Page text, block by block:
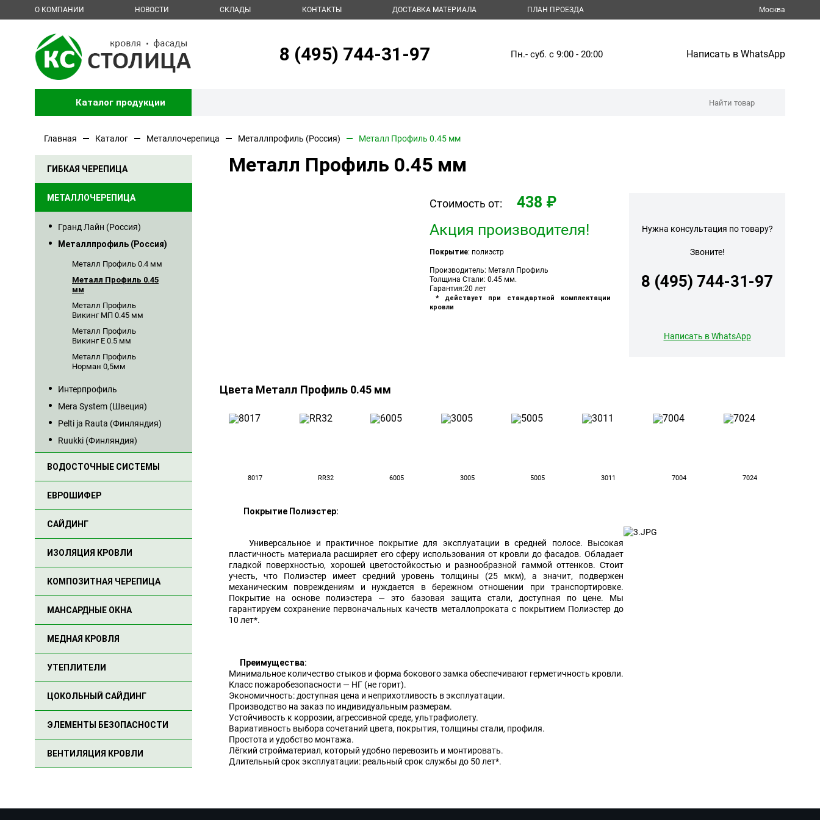
О КОМПАНИИ НОВОСТИ СКЛАДЫ КОНТАКТЫ ДОСТАВКА МАТЕРИАЛА ПЛАН ПРОЕЗДА Москва
8 (495) 744-31-97 Пн.- суб. с 9:00 - 20:00 Написать в WhatsApp
Каталог продукции
Главная Каталог Металлочерепица Металлпрофиль (Россия) Металл Профиль 0.45 мм
ГИБКАЯ ЧЕРЕПИЦА
МЕТАЛЛОЧЕРЕПИЦА
Гранд Лайн (Россия)
Металлпрофиль (Россия)
Металл Профиль 0.4 мм
Металл Профиль 0.45
мм
Металл Профиль
Викинг MП 0.45 мм
Металл Профиль
Викинг Е 0.5 мм
Металл Профиль
Норман 0,5мм
Интерпрофиль
Mera System (Швеция)
Pelti ja Rauta (Финляндия)
Ruukki (Финляндия)
ВОДОСТОЧНЫЕ СИСТЕМЫ
ЕВРОШИФЕР
САЙДИНГ
ИЗОЛЯЦИЯ КРОВЛИ
КОМПОЗИТНАЯ ЧЕРЕПИЦА
МАНСАРДНЫЕ ОКНА
МЕДНАЯ КРОВЛЯ
УТЕПЛИТЕЛИ
ЦОКОЛЬНЫЙ САЙДИНГ
ЭЛЕМЕНТЫ БЕЗОПАСНОСТИ
ВЕНТИЛЯЦИЯ КРОВЛИ
Металл Профиль 0.45 мм
Стоимость от:
438 ₽
Акция производителя!
Покрытие: полиэстр
Производитель: Металл Профиль
Толщина Стали: 0.45 мм.
Гарантия:20 лет
* действует при стандартной комплектации
кровли
Нужна консультация по товару?
Звоните!
8 (495) 744-31-97
Написать в WhatsApp
Цвета Металл Профиль 0.45 мм
8017 RR32 6005 3005 5005 3011 7004 7024
Покрытие Полиэстер:
Универсальное и практичное покрытие для эксплуатации в средней полосе. Высокая
пластичность материала расширяет его сферу использования от кровли до фасадов. Обладает
гладкой поверхностью, хорошей цветостойкостью и разнообразной гаммой оттенков. Стоит
учесть, что Полиэстер имеет средний уровень толщины (25 мкм), а значит, подвержен
механическим повреждениям и нуждается в бережном отношении при транспортировке.
Покрытие на основе полиэстера — это базовая защита стали, доступная по цене. Мы
гарантируем сохранение первоначальных качеств металлопроката с покрытием Полиэстер до
10 лет*.
Преимущества:
Минимальное количество стыков и форма бокового замка обеспечивают герметичность кровли.
Класс пожаробезопасности — НГ (не горит).
Экономичность: доступная цена и неприхотливость в эксплуатации.
Производство на заказ по индивидуальным размерам.
Устойчивость к коррозии, агрессивной среде, ультрафиолету.
Вариативность выбора сочетаний цвета, покрытия, толщины стали, профиля.
Простота и удобство монтажа.
Лёгкий стройматериал, который удобно перевозить и монтировать.
Длительный срок эксплуатации: реальный срок службы до 50 лет*.